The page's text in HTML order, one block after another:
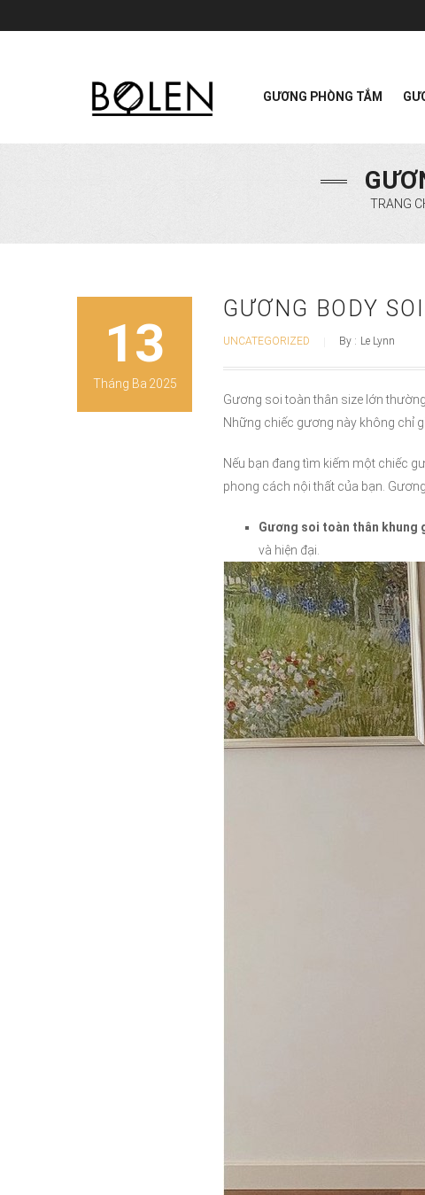
GƯƠNG PHÒNG TẮM
TRANG
13
Tháng Ba 2025
GƯƠNG BODY
UNCATEGORIZED By : Le Lynn
Gương soi toàn thân size lớn
Những chiếc gương này không chỉ
Nếu bạn đang tìm kiếm một chiếc
phong cách nội thất của bạn.
Gương soi toàn thân khung
và hiện đại.